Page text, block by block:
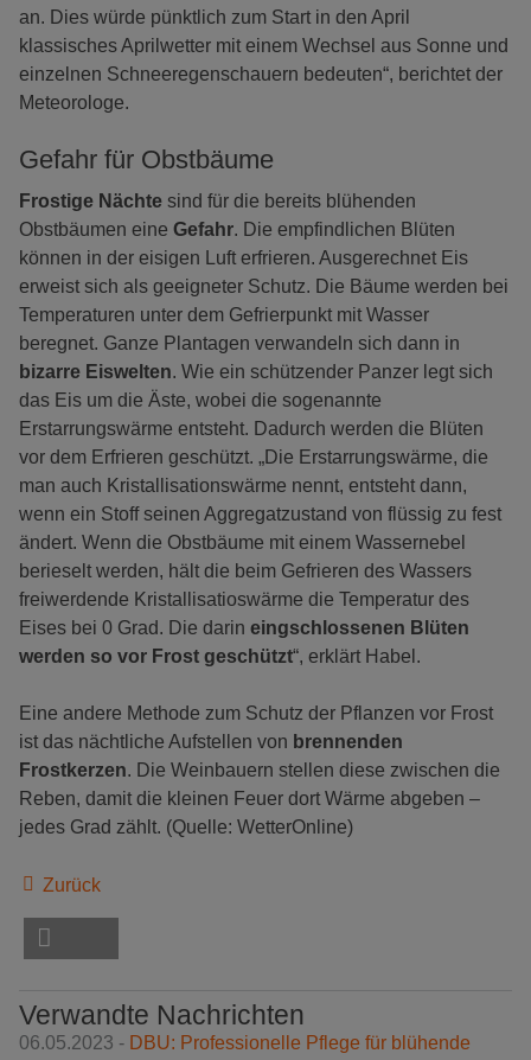
an. Dies würde pünktlich zum Start in den April
klassisches Aprilwetter mit einem Wechsel aus Sonne und
einzelnen Schneeregenschauern bedeuten“, berichtet der
Meteorologe.
Gefahr für Obstbäume
Frostige Nächte sind für die bereits blühenden
Obstbäumen eine Gefahr. Die empfindlichen Blüten
können in der eisigen Luft erfrieren. Ausgerechnet Eis
erweist sich als geeigneter Schutz. Die Bäume werden bei
Temperaturen unter dem Gefrierpunkt mit Wasser
beregnet. Ganze Plantagen verwandeln sich dann in
bizarre Eiswelten. Wie ein schützender Panzer legt sich
das Eis um die Äste, wobei die sogenannte
Erstarrungswärme entsteht. Dadurch werden die Blüten
vor dem Erfrieren geschützt. „Die Erstarrungswärme, die
man auch Kristallisationswärme nennt, entsteht dann,
wenn ein Stoff seinen Aggregatzustand von flüssig zu fest
ändert. Wenn die Obstbäume mit einem Wassernebel
berieselt werden, hält die beim Gefrieren des Wassers
freiwerdende Kristallisatioswärme die Temperatur des
Eises bei 0 Grad. Die darin eingschlossenen Blüten
werden so vor Frost geschützt“, erklärt Habel.
Eine andere Methode zum Schutz der Pflanzen vor Frost
ist das nächtliche Aufstellen von brennenden
Frostkerzen. Die Weinbauern stellen diese zwischen die
Reben, damit die kleinen Feuer dort Wärme abgeben –
jedes Grad zählt. (Quelle: WetterOnline)
Zurück
Verwandte Nachrichten
06.05.2023 - DBU: Professionelle Pflege für blühende